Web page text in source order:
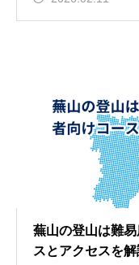
蕪山の登山は難
スとアクセスを